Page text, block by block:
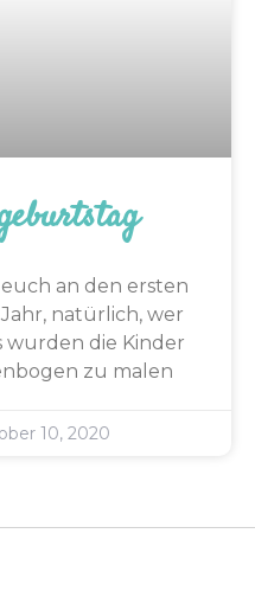
an den ersten
natürlich, wer
wurden die Kinder
zu malen
10, 2020